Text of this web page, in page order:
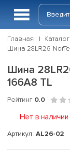
Главная Каталог
Шина 28LR26
Шина
166A8 TL
Рейтинг 0.0
Нет в наличии
Артикул: AL26-02